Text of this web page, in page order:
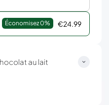
Économisez 0% €24.99
au lait